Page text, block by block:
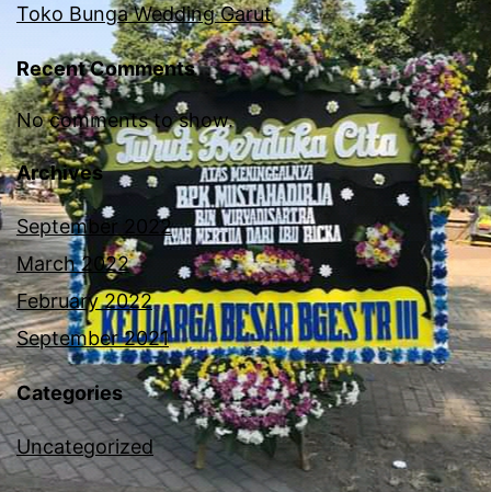
Toko Bunga Wedding Garut
Recent Comments
No comments to show.
Archives
September 2022
March 2022
February 2022
September 2021
Categories
Uncategorized